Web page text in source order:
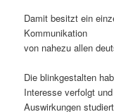
Damit besitzt ein
Kommunikation
von nahezu allen
Die blinkgestalten
Interesse verfolgt
Auswirkungen